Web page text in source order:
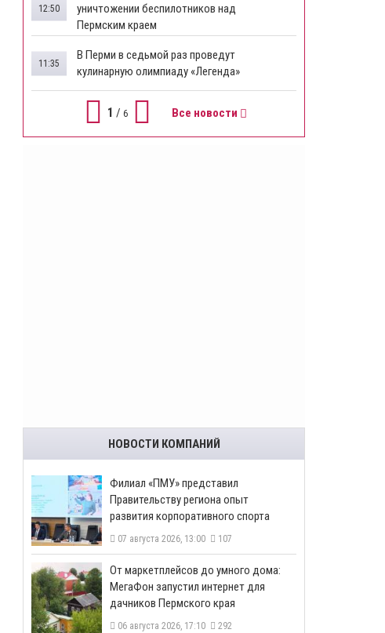
уничтожении беспилотников над
Пермским краем
12:50
В Перми в седьмой раз проведут
кулинарную олимпиаду «Легенда»
11:35
1 / 6 Все новости
НОВОСТИ КОМПАНИЙ
​Филиал «ПМУ» представил
Правительству региона опыт
развития корпоративного спорта
07 августа 2026, 13:00 107
От маркетплейсов до умного дома:
МегаФон запустил интернет для
дачников Пермского края
06 августа 2026, 17:10 292